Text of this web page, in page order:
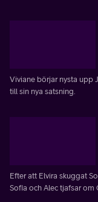
Viviane börjar nysta upp
till sin nya satsning.
Efter att Elvira skuggat
Sofia och Alec tjafsar om